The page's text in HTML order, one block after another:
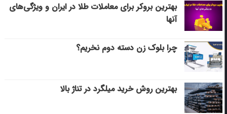
بهترین بروکر برای معاملات طلا در ایران و ویژگی‌های
آنها
چرا بلوک زن دسته دوم نخریم؟
بهترین روش خرید میلگرد در تناژ بالا